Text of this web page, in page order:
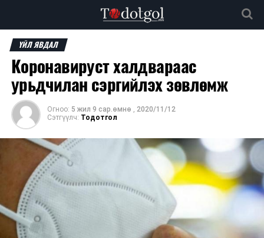
ҮЙЛ ЯВДАЛ
Коронавируст халдвараас
урьдчилан сэргийлэх зөвлөмж
Огноо: 5 жил 9 сар.өмнө , 2020/11/12
Сэтгүүлч: Тодотгол